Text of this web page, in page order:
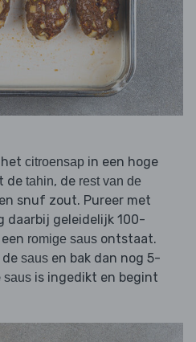
citroensap in een hoge
de tahin, de rest van de
snuf zout. Pureer met
daarbij geleidelijk 100-
romige saus ontstaat.
saus en bak dan nog 5-
saus is ingedikt en begint